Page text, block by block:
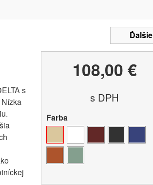
Ďalšie
s
108,00 €
s DPH
Farba